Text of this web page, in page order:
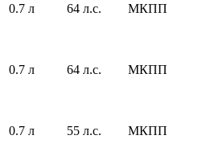
0.7 л 64 л.с. МКПП
0.7 л 64 л.с. МКПП
0.7 л 55 л.с. МКПП